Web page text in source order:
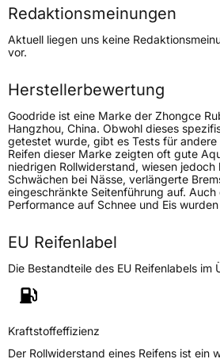
Höchstgeschwindigkeit
170 km/h
Lastindex110/108
Höchstlast1060/1000 kg
Generelle Merkmale
FahrzeugtypTransporter
VerwendungGanzjahresreifen
ModellnameSW 613
Fahrzeugart Transporter
Weitere Eigenschaften
ZustandNeureifen
Redaktionsmeinungen
Aktuell liegen uns keine
vor.
Herstellerbewertung
Goodride ist eine Marke der Zhongce
Hangzhou, China. Obwohl dieses
getestet wurde, gibt es Tests für
Reifen dieser Marke zeigten oft gute
niedrigen Rollwiderstand, wiesen
Schwächen bei Nässe, verlängerte
eingeschränkte Seitenführung auf.
Performance auf Schnee und Eis
EU Reifenlabel
Die Bestandteile des EU Reifenlabels im
Kraftstoffeffizienz
Der Rollwiderstand eines Reifens ist ein